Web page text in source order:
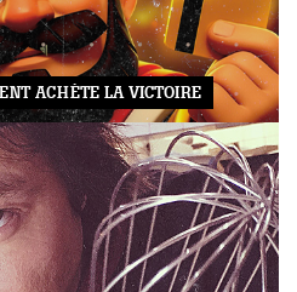
ACHÈTE LA VICTOIRE